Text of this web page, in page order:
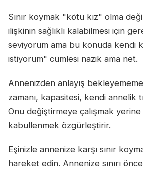
Sınır koymak "kötü kız" olma
ilişkinin sağlıklı kalabilmesi için
seviyorum ama bu konuda kendi
istiyorum" cümlesi nazik ama net.
Annenizden anlayış
zamanı, kapasitesi, kendi annelik
Onu değiştirmeye çalışmak
kabullenmek özgürleştirir.
Eşinizle annenize karşı sınır
hareket edin. Annenize sınırı